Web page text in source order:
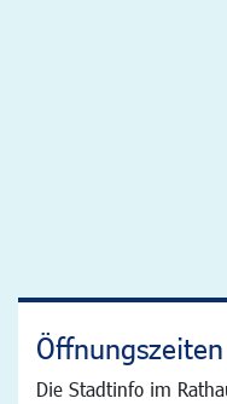
Öffnungszeiten
Die Stadtinfo im